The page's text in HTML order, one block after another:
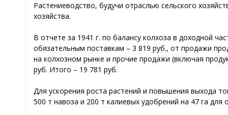
Растениеводство, будучи отраслью сельского
хозяйства.
В отчете за 1941 г. по балансу колхоза в доходной
обязательным поставкам – 3 819 руб., от продажи
на колхозном рынке и прочие продажи (включая
руб. Итого – 19 781 руб.
Для ускорения роста растений и повышения выхода
500 т навоза и 200 т калиевых удобрений на 47 га для